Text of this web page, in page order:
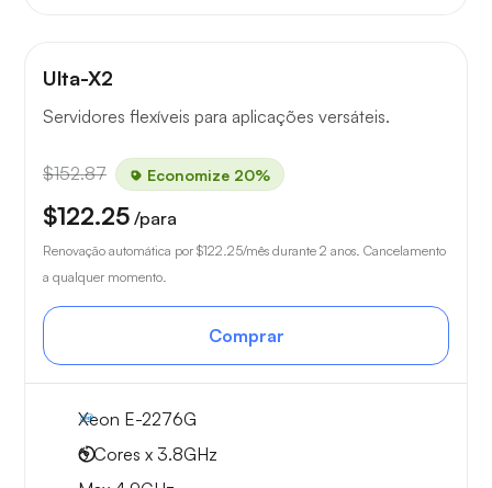
Ulta-X2
Servidores flexíveis para aplicações versáteis.
$152.87 Economize 20%
$122.25 /para
Renovação automática por $122.25/mês durante 2 anos. Cancelamento
a qualquer momento.
Comprar
Xeon E-2276G
6 Cores x 3.8GHz